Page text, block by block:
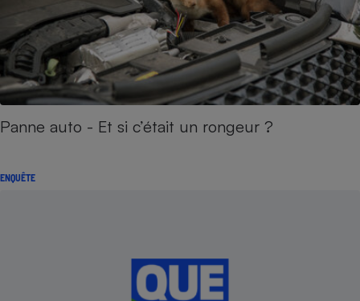
Panne auto - Et si c’était un rongeur ?
ENQUÊTE